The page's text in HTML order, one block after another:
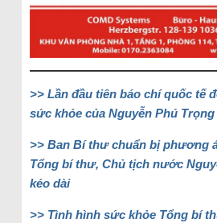
>> Lần đầu tiên báo chí quốc tế
sức khỏe của Nguyễn Phú Trọng
>> Ban Bí thư chuẩn bị phương
Tổng bí thư, Chủ tịch nước
kéo dài
>> Tình hình sức khỏe Tổng bí